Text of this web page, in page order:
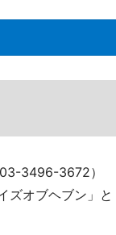
3496-3672）
ズオブヘブン」と